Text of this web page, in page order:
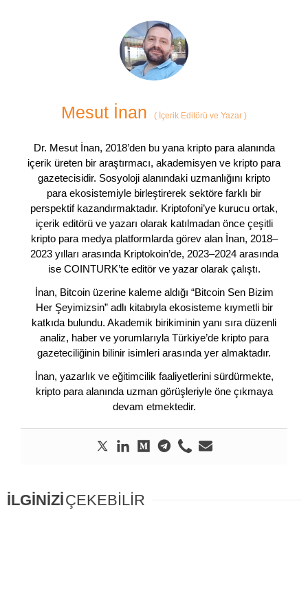
Mesut İnan ( İçerik Editörü ve Yazar )
Dr. Mesut İnan, 2018’den bu yana kripto para alanında
içerik üreten bir araştırmacı, akademisyen ve kripto para
gazetecisidir. Sosyoloji alanındaki uzmanlığını kripto
para ekosistemiyle birleştirerek sektöre farklı bir
perspektif kazandırmaktadır. Kriptofoni’ye kurucu ortak,
içerik editörü ve yazarı olarak katılmadan önce çeşitli
kripto para medya platformlarda görev alan İnan, 2018–
2023 yılları arasında Kriptokoin’de, 2023–2024 arasında
ise COINTURK’te editör ve yazar olarak çalıştı.
İnan, Bitcoin üzerine kaleme aldığı “Bitcoin Sen Bizim
Her Şeyimizsin” adlı kitabıyla ekosisteme kıymetli bir
katkıda bulundu. Akademik birikiminin yanı sıra düzenli
analiz, haber ve yorumlarıyla Türkiye’de kripto para
gazeteciliğinin bilinir isimleri arasında yer almaktadır.
İnan, yazarlık ve eğitimcilik faaliyetlerini sürdürmekte,
kripto para alanında uzman görüşleriyle öne çıkmaya
devam etmektedir.
İLGİNİZİÇEKEBİLİR